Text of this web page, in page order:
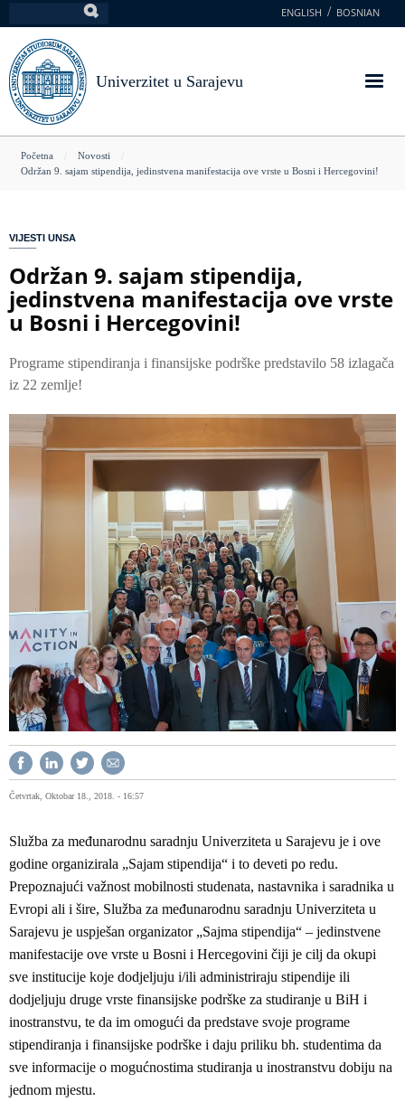
na
glavni
sadržaj
ENGLISH BOSNIAN
Univerzitet u Sarajevu
You
Početna
Novosti
Održan 9. sajam stipendija, jedinstvena manifestacija ove vrste u Bosni i Hercegovini!
VIJESTI UNSA
Održan 9. sajam stipendija,
jedinstvena manifestacija ove vrste
u Bosni i Hercegovini!
Programe stipendiranja i finansijske podrške predstavilo 58 izlagača
iz 22 zemlje!
Četvrtak, Oktobar 18., 2018. - 16:57
Služba za međunarodnu saradnju Univerziteta u Sarajevu je i ove
godine organizirala „Sajam stipendija“ i to deveti po redu.
Prepoznajući važnost mobilnosti studenata, nastavnika i saradnika u
Evropi ali i šire, Služba za međunarodnu saradnju Univerziteta u
Sarajevu je uspješan organizator „Sajma stipendija“ – jedinstvene
manifestacije ove vrste u Bosni i Hercegovini čiji je cilj da okupi
sve institucije koje dodjeljuju i/ili administriraju stipendije ili
dodjeljuju druge vrste finansijske podrške za studiranje u BiH i
inostranstvu, te da im omogući da predstave svoje programe
stipendiranja i finansijske podrške i daju priliku bh. studentima da
sve informacije o mogućnostima studiranja u inostranstvu dobiju na
jednom mjestu.